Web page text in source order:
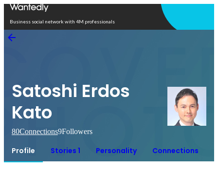
Business social network with 4M professionals
Satoshi Erdos
Kato
80Connections9Followers
Profile Stories 1 Personality Connections